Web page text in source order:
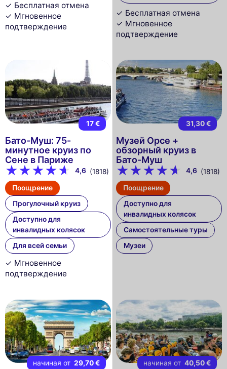
✓ Бесплатная отмена
✓ Мгновенное
подтверждение
✓ Бесплатная отмена
✓ Мгновенное
подтверждение
17 €
Бато-Муш: 75-
минутное круиз по
Сене в Париже
4,6 (1818)
Поощрение
Прогулочный круиз
Доступно для
инвалидных колясок
Для всей семьи
✓ Мгновенное
подтверждение
31,30 €
Музей Орсе +
обзорный круиз в
Бато-Муш
4,6 (1818)
Поощрение
Доступно для
инвалидных колясок
Самостоятельные туры
Музеи
начиная от 29,70 € начиная от 40,50 €